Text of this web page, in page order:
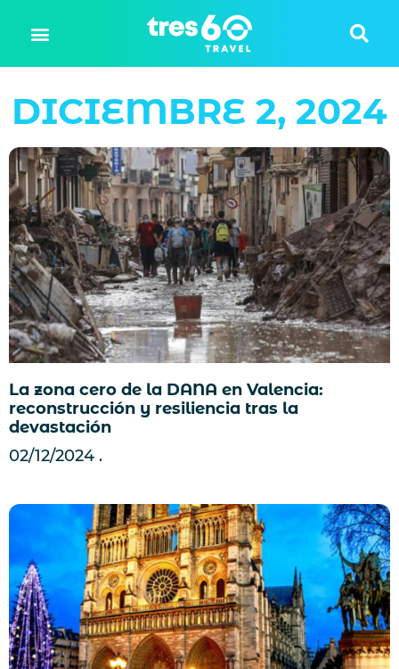
DICIEMBRE 2, 2024
La zona cero de la DANA en Valencia:
reconstrucción y resiliencia tras la
devastación
02/12/2024